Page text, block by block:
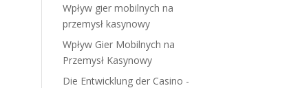
Wpływ gier mobilnych na
przemysł kasynowy
Wpływ Gier Mobilnych na
Przemysł Kasynowy
Die Entwicklung der Casino -